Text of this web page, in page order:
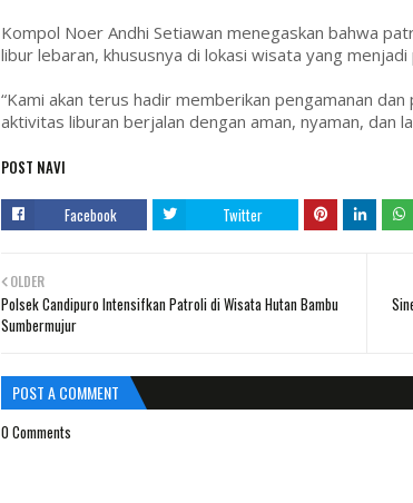
Kompol Noer Andhi Setiawan menegaskan bahwa
libur lebaran, khususnya di lokasi wisata yang
“Kami akan terus hadir memberikan pengamanan
aktivitas liburan berjalan dengan aman, nyaman, dan
POST NAVI
Facebook Twitter
OLDER
Polsek Candipuro Intensifkan Patroli di Wisata Hutan Bambu
Sumbermujur
POST A COMMENT
0 Comments